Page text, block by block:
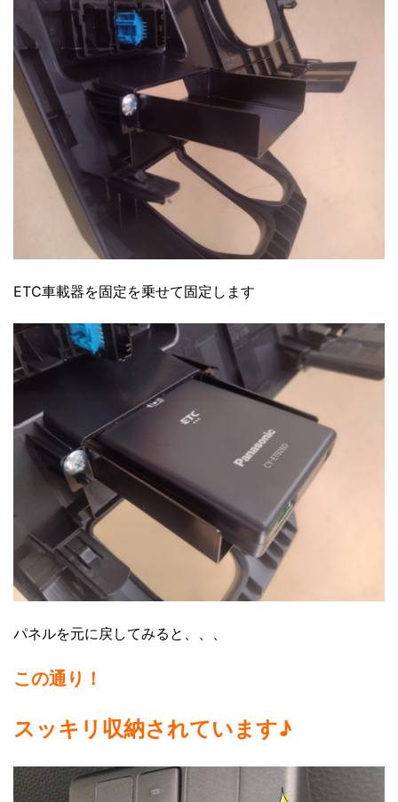
ETC車載器を固定を乗せて固定します
パネルを元に戻してみると、、、
この通り！
スッキリ収納されています♪